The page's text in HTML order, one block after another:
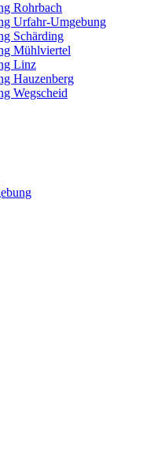
Rohrbach
Urfahr-Umgebung
Schärding
Mühlviertel
Linz
Hauzenberg
Wegscheid